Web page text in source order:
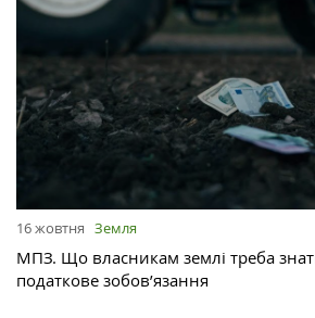
16 жовтня Земля
МПЗ. Що власникам землі треба
податкове зобов’язання